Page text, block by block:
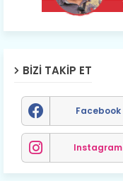
BIZI TAKIP ET
Facebook
Instagram